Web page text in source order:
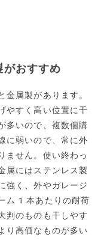
がおすすめ
金属製があります。
やすく高い位置に干
多いので、複数個購
に弱いので、常に外
ません。使い終わっ
属にはステンレス製
強く、外やガレージ
ム1本あたりの耐荷
判のものも干しやす
り高価なものが多い